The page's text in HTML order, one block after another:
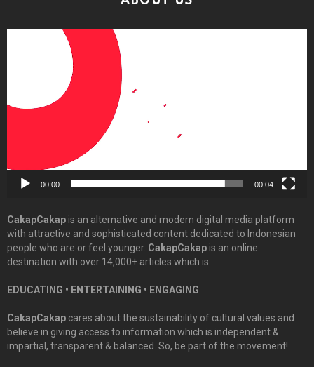
00:00 00:04
CakapCakapis an alternative and modern digital media platform
with attractive and sophisticated content dedicated to Indonesian
people who are or feel younger. CakapCakapis an online
destination with over 14,000+ articles which is:
EDUCATING • ENTERTAINING • ENGAGING
CakapCakap cares about the sustainability of cultural values and
believe in giving access to information which is independent &
impartial, transparent & balanced. So, be part of the movement!